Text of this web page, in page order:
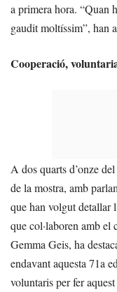
a primera hora. “Quan
gaudit moltíssim”, han
Cooperació,
A dos quarts d’onze
de la mostra, amb
que han volgut detallar
que col·laboren amb el
Gemma Geis, ha
endavant aquesta 71a
voluntaris per fer